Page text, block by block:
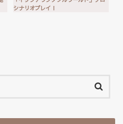
シナリオプレイ！